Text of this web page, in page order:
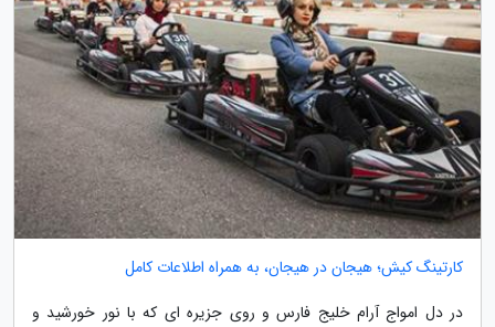
کارتینگ کیش؛ هیجان در هیجان، به همراه اطلاعات کامل
در دل امواج آرام خلیج فارس و روی جزیره ای که با نور خورشید و